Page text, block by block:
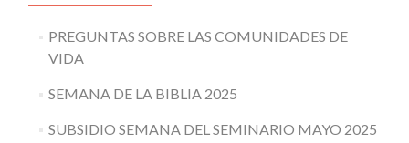
PREGUNTAS SOBRE LAS COMUNIDADES DE
VIDA
SEMANA DE LA BIBLIA 2025
SUBSIDIO SEMANA DEL SEMINARIO MAYO 2025